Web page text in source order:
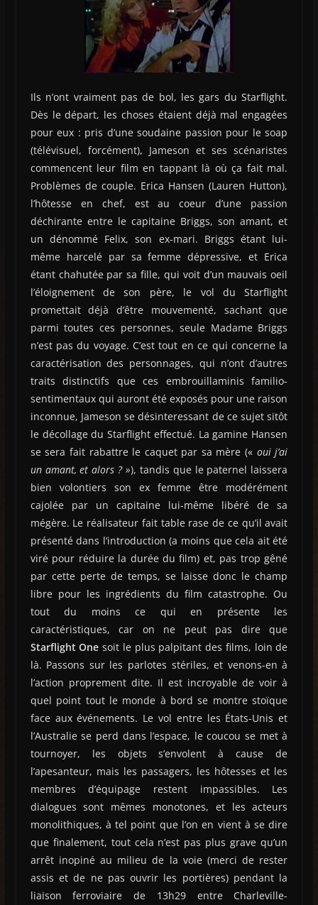
Ils n’ont vraiment pas de bol, les gars du Starflight.
Dès le départ, les choses étaient déjà mal engagées
pour eux : pris d’une soudaine passion pour le soap
(télévisuel, forcément), Jameson et ses scénaristes
commencent leur film en tappant là où ça fait mal.
Problèmes de couple. Erica Hansen (Lauren Hutton),
l’hôtesse en chef, est au coeur d’une passion
déchirante entre le capitaine Briggs, son amant, et
un dénommé Felix, son ex-mari. Briggs étant lui-
même harcelé par sa femme dépressive, et Erica
étant chahutée par sa fille, qui voit d’un mauvais oeil
l’éloignement de son père, le vol du Starflight
promettait déjà d’être mouvementé, sachant que
parmi toutes ces personnes, seule Madame Briggs
n’est pas du voyage. C’est tout en ce qui concerne la
caractérisation des personnages, qui n’ont d’autres
traits distinctifs que ces embrouillaminis familio-
sentimentaux qui auront été exposés pour une raison
inconnue, Jameson se désinteressant de ce sujet sitôt
le décollage du Starflight effectué. La gamine Hansen
se sera fait rabattre le caquet par sa mère (« oui j’ai
un amant, et alors ? »), tandis que le paternel laissera
bien volontiers son ex femme être modérément
cajolée par un capitaine lui-même libéré de sa
mégère. Le réalisateur fait table rase de ce qu’il avait
présenté dans l’introduction (a moins que cela ait été
viré pour réduire la durée du film) et, pas trop gêné
par cette perte de temps, se laisse donc le champ
libre pour les ingrédients du film catastrophe. Ou
tout du moins ce qui en présente les
caractéristiques, car on ne peut pas dire que
Starflight One soit le plus palpitant des films, loin de
là. Passons sur les parlotes stériles, et venons-en à
l’action proprement dite. Il est incroyable de voir à
quel point tout le monde à bord se montre stoïque
face aux événements. Le vol entre les États-Unis et
l’Australie se perd dans l’espace, le coucou se met à
tournoyer, les objets s’envolent à cause de
l’apesanteur, mais les passagers, les hôtesses et les
membres d’équipage restent impassibles. Les
dialogues sont mêmes monotones, et les acteurs
monolithiques, à tel point que l’on en vient à se dire
que finalement, tout cela n’est pas plus grave qu’un
arrêt inopiné au milieu de la voie (merci de rester
assis et de ne pas ouvrir les portières) pendant la
liaison ferroviaire de 13h29 entre Charleville-